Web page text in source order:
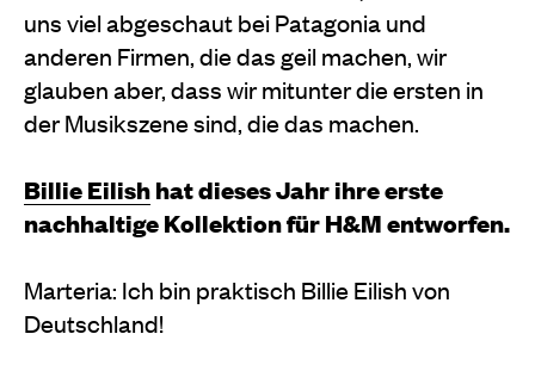
uns viel abgeschaut bei Patagonia und
anderen Firmen, die das geil machen, wir
glauben aber, dass wir mitunter die ersten in
der Musikszene sind, die das machen.
Billie Eilishhat dieses Jahr ihre erste
nachhaltige Kollektion für H&M entworfen.
Marteria: Ich bin praktisch Billie Eilish von
Deutschland!